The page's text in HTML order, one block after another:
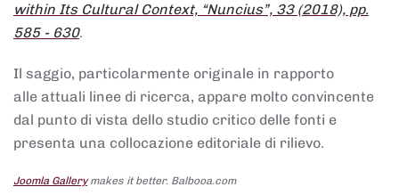
within Its Cultural Context, “Nuncius”, 33 (2018), pp.
585 - 630.
Il saggio, particolarmente originale in rapporto
alle attuali linee di ricerca, appare molto convincente
dal punto di vista dello studio critico delle fonti e
presenta una collocazione editoriale di rilievo.
Joomla Gallerymakes it better. Balbooa.com